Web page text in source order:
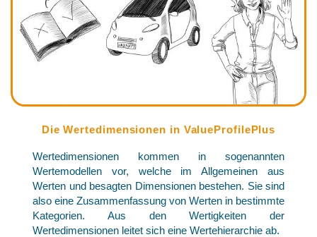
Die Wertedimensionen in ValueProfilePlus
Wertedimensionen kommen in sogenannten
Wertemodellen vor, welche im Allgemeinen aus
Werten und besagten Dimensionen bestehen. Sie sind
also eine Zusammenfassung von Werten in bestimmte
Kategorien. Aus den Wertigkeiten der
Wertedimensionen leitet sich eine Wertehierarchie ab.